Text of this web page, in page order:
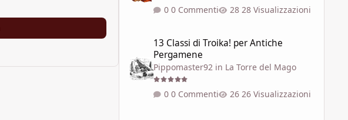
0 Commenti 28 Visualizzazioni
13 Classi di Troika! per Antiche
Pergamene
Pippomaster92 in La Torre del Mago
0 Commenti 26 Visualizzazioni